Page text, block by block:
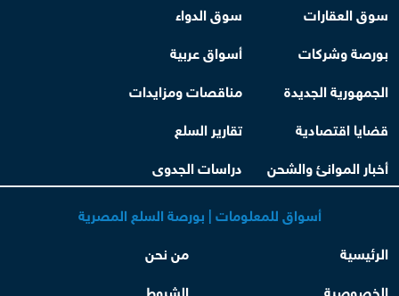
سوق العقارات
سوق الدواء
بورصة وشركات
أسواق عربية
الجمهورية الجديدة
مناقصات ومزايدات
قضايا اقتصادية
تقارير السلع
أخبار الموانئ والشحن
دراسات الجدوى
أسواق للمعلومات | بورصة السلع المصرية
الرئيسية
من نحن
الخصوصية
الشروط